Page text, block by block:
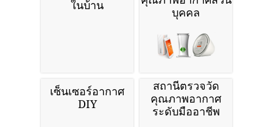
ในบ้าน
บุคคล
เซ็นเซอร์อากาศ
DIY
สถานีตรวจวัด
คุณภาพอากาศ
ระดับมืออาชีพ